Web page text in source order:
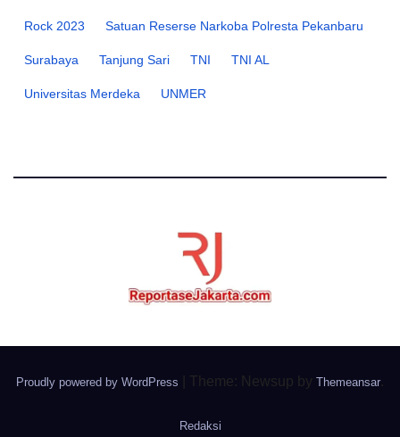
Rock 2023 Satuan Reserse Narkoba Polresta Pekanbaru
Surabaya Tanjung Sari TNI TNI AL
Universitas Merdeka UNMER
Proudly powered by WordPress Theme: Newsup by Themeansar.
Redaksi